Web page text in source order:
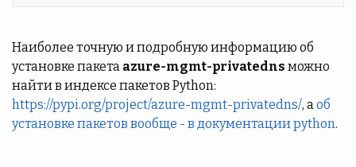
Наиболее точную и подробную информацию об
установке пакета azure-mgmt-privatedns можно
найти в индексе пакетов Python:
https://pypi.org/project/azure-mgmt-privatedns/, аоб
установке пакетов вообще - в документации python.